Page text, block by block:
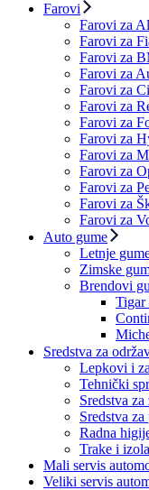
Farovi
Farovi za
Farovi za
Farovi za
Farovi za
Farovi za
Farovi za
Farovi za
Farovi za
Farovi za
Farovi za
Farovi za
Farovi za
Farovi za
Auto gume
Letnje
Zimske
Brendovi
Tigar
Sredstva za
Lepkovi i
Tehnički
Sredstva za
Sredstva
Radna
Trake i
Mali servis
Veliki servis